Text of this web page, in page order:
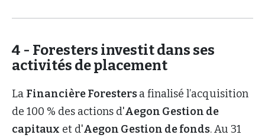
4 - Foresters investit dans ses
activités de placement
La Financière Forestersa finalisé l’acquisition
de 100 % des actions d'Aegon Gestion de
capitaux et d'Aegon Gestion de fonds. Au 31